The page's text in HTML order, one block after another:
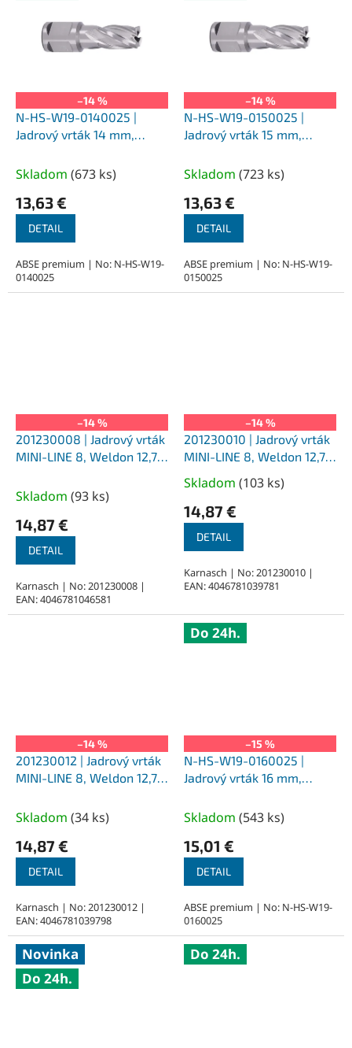
–14 %
N-HS-W19-0140025 |
Jadrový vrták 14 mm,
upnutie Weldon 19
Skladom (673 ks)
13,63 €
DETAIL
ABSE premium | No: N-HS-W19-
0140025
–14 %
N-HS-W19-0150025 |
Jadrový vrták 15 mm,
upnutie Weldon 19
Skladom (723 ks)
13,63 €
DETAIL
ABSE premium | No: N-HS-W19-
0150025
–14 %
201230008 | Jadrový vrták
MINI-LINE 8, Weldon 12,7,
Skladom (93 ks)
14,87 €
DETAIL
Karnasch | No: 201230008 |
EAN: 4046781046581
–14 %
201230010 | Jadrový vrták
MINI-LINE 8, Weldon 12,7,
Priemerné
hodnotenie
produktu
5,0
z
5
Skladom (103 ks)
14,87 €
DETAIL
Karnasch | No: 201230010 |
EAN: 4046781039781
–14 %
201230012 | Jadrový vrták
MINI-LINE 8, Weldon 12,7,
Skladom (34 ks)
14,87 €
DETAIL
Karnasch | No: 201230012 |
EAN: 4046781039798
Do 24h.
–15 %
N-HS-W19-0160025 |
Jadrový vrták 16 mm,
upnutie Weldon 19
Skladom (543 ks)
15,01 €
DETAIL
ABSE premium | No: N-HS-W19-
0160025
Novinka
Do 24h.
Do 24h.